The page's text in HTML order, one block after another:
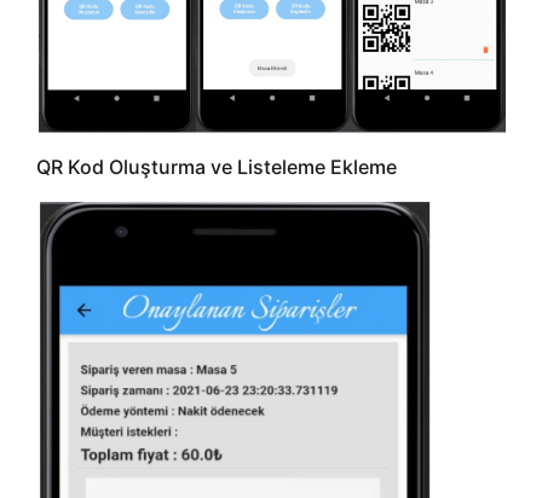
QR Kod Oluşturma ve Listeleme Ekleme